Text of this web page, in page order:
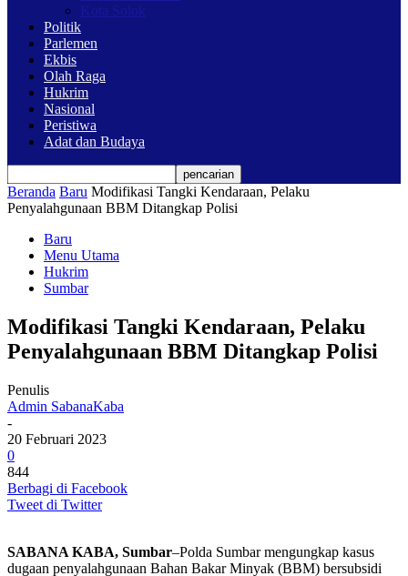
Kota Solok
Politik
Parlemen
Ekbis
Olah Raga
Hukrim
Nasional
Peristiwa
Adat dan Budaya
Beranda Baru Modifikasi Tangki Kendaraan, Pelaku
Penyalahgunaan BBM Ditangkap Polisi
Baru
Menu Utama
Hukrim
Sumbar
Modifikasi Tangki Kendaraan, Pelaku
Penyalahgunaan BBM Ditangkap Polisi
Penulis
Admin SabanaKaba
-
20 Februari 2023
0
844
Berbagi di Facebook
Tweet di Twitter
SABANA KABA, Sumbar–Polda Sumbar mengungkap kasus
dugaan penyalahgunaan Bahan Bakar Minyak (BBM) bersubsidi